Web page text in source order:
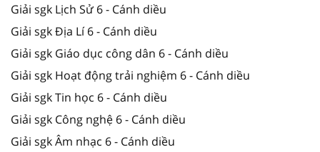
Giải sgk Lịch Sử 6 - Cánh diều
Giải sgk Địa Lí 6 - Cánh diều
Giải sgk Giáo dục công dân 6 - Cánh diều
Giải sgk Hoạt động trải nghiệm 6 - Cánh diều
Giải sgk Tin học 6 - Cánh diều
Giải sgk Công nghệ 6 - Cánh diều
Giải sgk Âm nhạc 6 - Cánh diều